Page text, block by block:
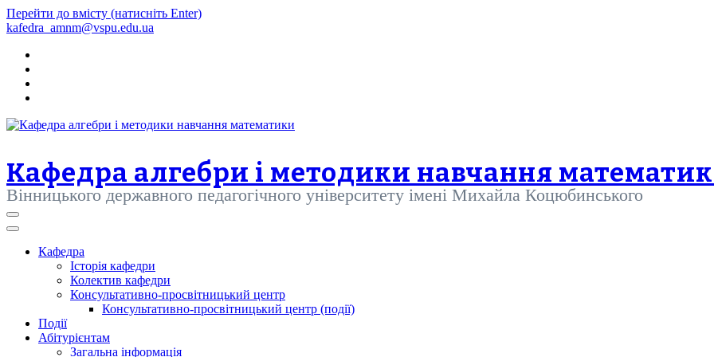
Перейти до вмісту (натисніть Enter)
kafedra_amnm@vspu.edu.ua
Кафедра алгебри і методики навчання
Вінницького державного педагогічного університету імені Михайла Коцюбинського
Кафедра
Історія кафедри
Колектив кафедри
Консультативно-просвітницький центр
Консультативно-просвітницький центр (події)
Події
Абітурієнтам
Загальна інформація